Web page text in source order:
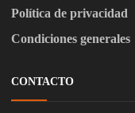
Política de privacidad
Condiciones generales
CONTACTO